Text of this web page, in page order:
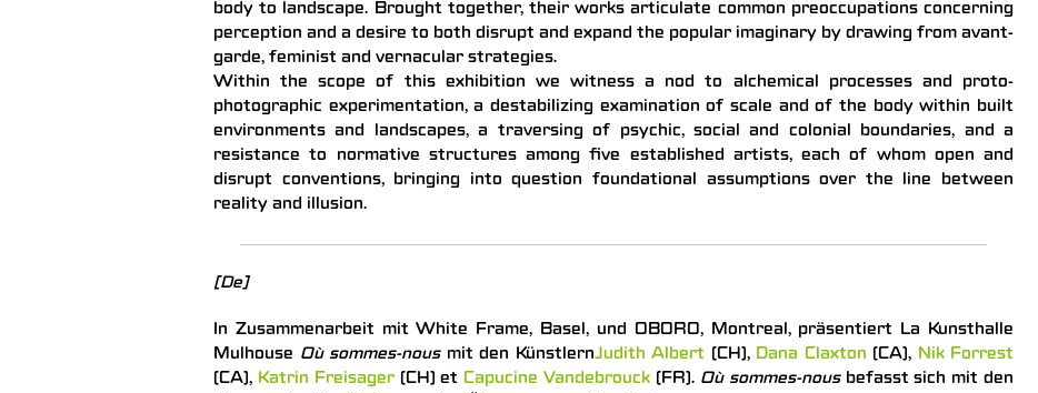
body to landscape. Brought together, their works articulate common preoccupations concerning
perception and a desire to both disrupt and expand the popular imaginary by drawing from avant-
garde, feminist and vernacular strategies.
Within the scope of this exhibition we witness a nod to alchemical processes and proto-
photographic experimentation, a destabilizing examination of scale and of the body within built
environments and landscapes, a traversing of psychic, social and colonial boundaries, and a
resistance to normative structures among five established artists, each of whom open and
disrupt conventions, bringing into question foundational assumptions over the line between
reality and illusion.
[De]
In Zusammenarbeit mit White Frame, Basel, und OBORO, Montreal, präsentiert La Kunsthalle
Mulhouse Où sommes-nousmit den KünstlernJudith Albert (CH), Dana Claxton (CA), Nik Forrest
(CA), Katrin Freisager(CH) et Capucine Vandebrouck (FR). Où sommes-nousbefasst sich mit den